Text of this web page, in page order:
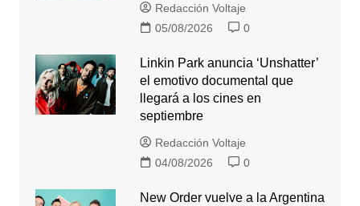
Redacción Voltaje
05/08/2026
0
Linkin Park anuncia ‘Unshatter’
el emotivo documental que
llegará a los cines en
septiembre
Redacción Voltaje
04/08/2026
0
New Order vuelve a la Argentina